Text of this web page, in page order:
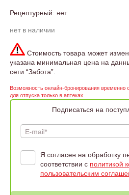
Рецептурный: нет
нет в наличии
Стоимость товара может
указана минимальная цена на
сети “Забота”.
Возможность онлайн-бронирования временно
для отпуска только в аптеках.
Подписаться на
E-mail*
Я согласен на обработку
соответствии с политикой
пользовательским